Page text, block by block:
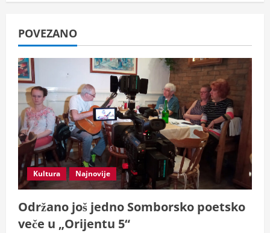
e
R
e
a
d
i
n
g
POVEZANO
Kultura Najnovije
Održano još jedno Somborsko poetsko
veče u „Orijentu 5“